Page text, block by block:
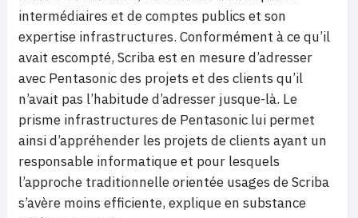
intermédiaires et de comptes publics et son
expertise infrastructures. Conformément à ce qu’il
avait escompté, Scriba est en mesure d’adresser
avec Pentasonic des projets et des clients qu’il
n’avait pas l’habitude d’adresser jusque-là. Le
prisme infrastructures de Pentasonic lui permet
ainsi d’appréhender les projets de clients ayant un
responsable informatique et pour lesquels
l’approche traditionnelle orientée usages de Scriba
s’avère moins efficiente, explique en substance